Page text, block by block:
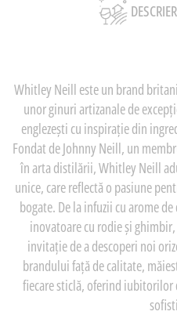
Whitley Neill este un brand
unor ginuri artizanale de
englezești cu inspirație din
Fondat de Johnny Neill, un
în arta distilării, Whitley Neill
unice, care reflectă o pasiune
bogate. De la infuzii cu arome
inovatoare cu rodie și
invitație de a descoperi noi
brandului față de calitate,
fiecare sticlă, oferind iubitorilor